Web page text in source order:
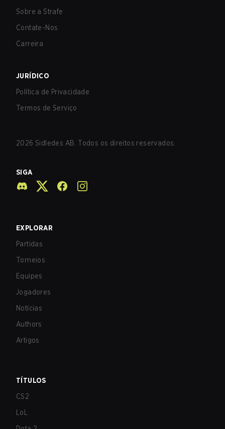
Sobre a Strafe
Contate-Nos
Carreira
JURÍDICO
Política de Privacidade
Termos de Serviço
2026 Sidledes AB. Todos os direitos reservados.
SIGA
EXPLORAR
Partidas
Torneios
Equipes
Jogadores
Notícias
Authors
Artigos
TÍTULOS
CS2
LoL